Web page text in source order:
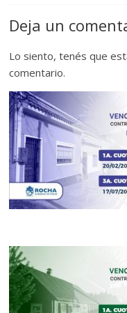
Deja un
Lo siento, tenés que
comentario.